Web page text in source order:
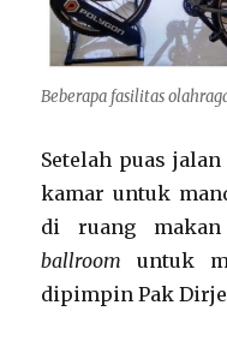
Beberapa fasilitas
Setelah puas
kamar untuk
di ruang makan
ballroom untuk
dipimpin Pak